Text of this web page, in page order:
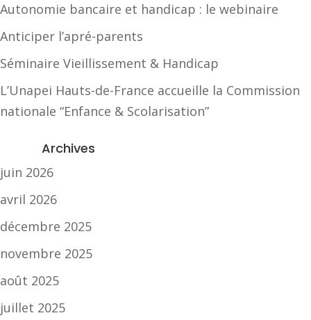
Autonomie bancaire et handicap : le webinaire
Anticiper l’apré-parents
Séminaire Vieillissement & Handicap
L’Unapei Hauts-de-France accueille la Commission
nationale “Enfance & Scolarisation”
Archives
juin 2026
avril 2026
décembre 2025
novembre 2025
août 2025
juillet 2025